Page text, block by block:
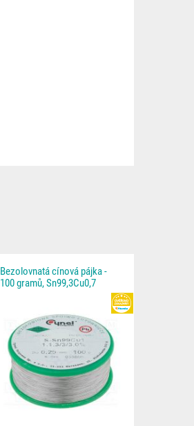
Bezolovnatá cínová pájka -
100 gramů, Sn99,3Cu0,7